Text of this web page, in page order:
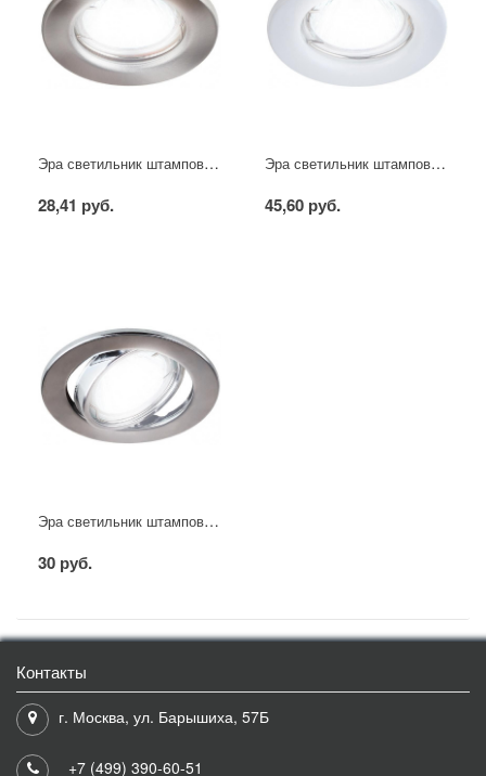
Эра светильник штампованный MR16 сатин никель
28,41 руб.
Эра светильник штампованный MR16 белый
45,60 руб.
Эра светильник штампованный поворотный MR16 хром
30 руб.
Контакты
г. Москва, ул. Барышиха, 57Б
+7 (499) 390-60-51